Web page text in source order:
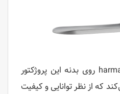
تایپ شدن نام harman/kardon روی بدنه این پروژکتور
که از نظر توانایی و کیفیت